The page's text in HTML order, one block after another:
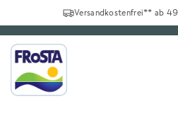
Versandkostenfrei** ab